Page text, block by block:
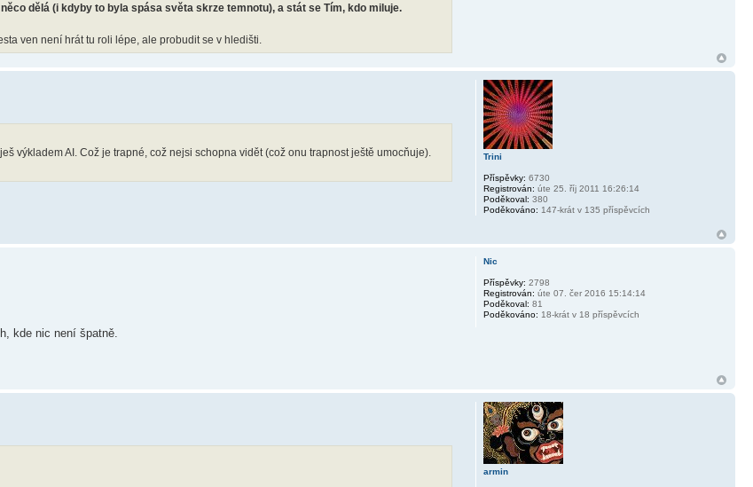
dělá (i kdyby to byla spása světa skrze temnotu), a stát se Tím, kdo miluje.
ven není hrát tu roli lépe, ale probudit se v hledišti.
výkladem AI. Což je trapné, což nejsi schopna vidět (což onu trapnost ještě umocňuje). Trini
Příspěvky: 6730
Registrován: úte 25. říj 2011 16:26:14
Poděkoval: 380
Poděkováno: 147-krát v 135 příspěvcích
kde nic není špatně.
Nic
Příspěvky: 2798
Registrován: úte 07. čer 2016 15:14:14
Poděkoval: 81
Poděkováno: 18-krát v 18 příspěvcích
armin